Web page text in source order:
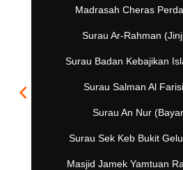
Madrasah Cheras
Surau Ar-Rahman
Surau Badan Kebajikan
Surau Salman Al
Surau An Nur
Surau Sek Keb Bukit
Masjid Jamek Yamtuan